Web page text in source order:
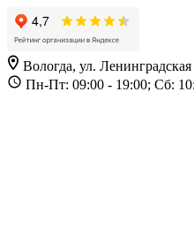
Вологда, ул.
Пн-Пт: 09:00 - 19:00; Сб: